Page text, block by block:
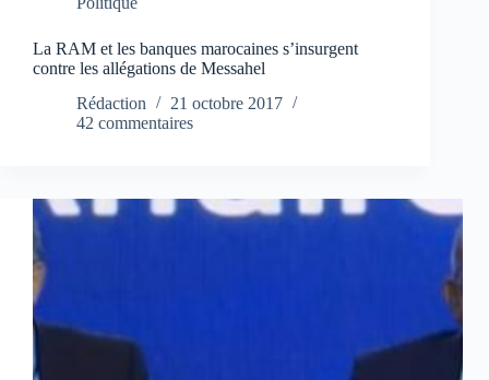
La RAM et les banques marocaines s’insurgent
contre les allégations de Messahel
Rédaction
21 octobre 2017
42 commentaires